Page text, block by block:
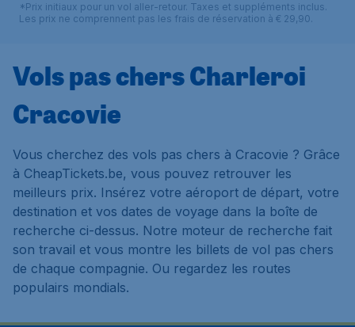
*Prix initiaux pour un vol aller-retour. Taxes et suppléments inclus.
Les prix ne comprennent pas les frais de réservation à € 29,90.
Vols pas chers Charleroi
Cracovie
Vous cherchez des vols pas chers à Cracovie ? Grâce
à CheapTickets.be, vous pouvez retrouver les
meilleurs prix. Insérez votre aéroport de départ, votre
destination et vos dates de voyage dans la boîte de
recherche ci-dessus. Notre moteur de recherche fait
son travail et vous montre les billets de vol pas chers
de chaque compagnie. Ou regardez les routes
populairs mondials.